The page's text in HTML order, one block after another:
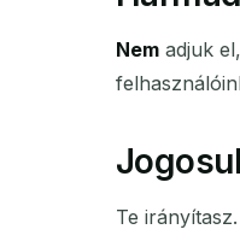
Nem adjuk
Te